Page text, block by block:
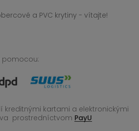
a PVC krytiny - vítajte!
pomocou:
kreditnými kartami a elektronickými
prostredníctvom PayU